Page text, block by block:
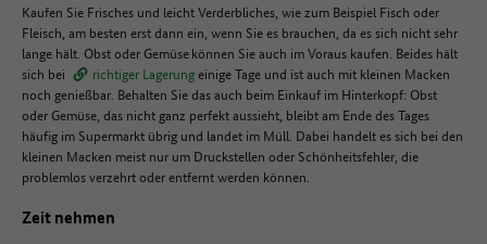
Kaufen Sie Frisches und leicht Verderbliches, wie zum Beispiel Fisch oder
Fleisch, am besten erst dann ein, wenn Sie es brauchen, da es sich nicht sehr
lange hält. Obst oder Gemüse können Sie auch im Voraus kaufen. Beides hält
sich bei
richtiger Lagerungeinige Tage und ist auch mit kleinen Macken
noch genießbar. Behalten Sie das auch beim Einkauf im Hinterkopf: Obst
oder Gemüse, das nicht ganz perfekt aussieht, bleibt am Ende des Tages
häufig im Supermarkt übrig und landet im Müll. Dabei handelt es sich bei den
kleinen Macken meist nur um Druckstellen oder Schönheitsfehler, die
problemlos verzehrt oder entfernt werden können.
Zeit nehmen